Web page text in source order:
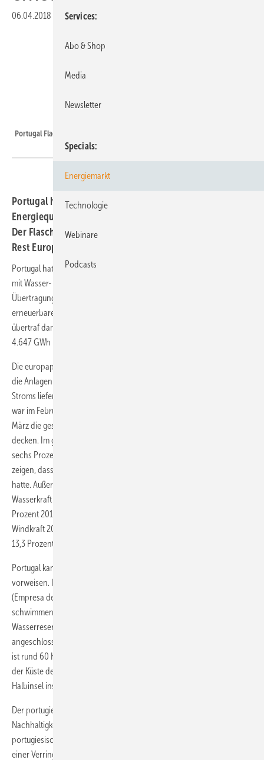
06.04.2018 Druckvorschau
Portugal Flagge
Portugal hat im März mehr Strom aus sauberen
Energiequellen produziert, als es tatsächlich benötigt.
Der Flaschenhals bei den Stromverbindungen mit dem
Rest Europas muss jedoch dringend beseitigt werden.
Portugal hat seinen Energiebedarf im März regelmäßig zu 100 Prozent
mit Wasser- und Windkraft gedeckt. Nach Angaben des nationalen
Übertragungsnetzbetreibers REN erreichte die Stromerzeugung aus
erneuerbaren Energien insgesamt 4.812 Gigawattstunden (GWh) und
übertraf damit den Gesamtenergiebedarf Portugals, der im März bei
4.647 GWh lag.
Die europapolitische Nachrichtenplattform Euractiv berichtet, dass
die Anlagen im Monatsdurchschnitt 103,6 Prozent des benötigten
Stroms lieferten. Der bisherige Rekordwert lag bei 99,2 Prozent. Das
war im Februar 2014. Zum ersten Mal in 40 Jahren konnte Portugal im
März die gesamte Nachfrage nach Strom mit erneuerbarer Energie
decken. Im gleichen Zeitraum des vergangenen Jahres waren es nur
sechs Prozent Erneuerbare. Diese unterschiedlichen Ergebnisse
zeigen, dass Portugal einen Wind-, Sonnen- und Wasserreichen März
hatte. Außerdem litt Portugal 2017 unter einer Dürre, die die
Wasserkraft schwächte. So viel der Regenerativanteil von 55,5
Prozent 2016 auf 41,8 Prozent im Jahr 2017. Mit 21,6 Prozent machte
Windkraft 2017 den größten Anteil aus, gefolgt von Wasserkraft mit
13,3 Prozent, Bioenergie 5,1 Prozent, Solar 1,6 Prozent.
Portugal kann einige innovative Projekte bei den Erneuerbaren
vorweisen. In der Region Alentejo hat das Unternehmen EDIA
(Empresa de Desenvolvimento e Infraestruturas do Alqueva) einen
schwimmenden Mini-Solarpark installiert, der Strom für ein
Wasserreservoir produziert. Das System ist nicht ans Netz
angeschlossen und besteht aus 44 Solarzellen mit 11 Kilowatt. Zudem
ist rund 60 Kilometer von der spanischen Region Galizien entfernt vor
der Küste der erste Offshore-Windpark des Landes und der iberischen
Halbinsel installiert worden.
Der portugiesische Verband für erneuerbare Energien (Apren) und die
Nachhaltigkeits-NGO Zero haben berechnet, dass die
portugiesischen Erfolge im Bereich der sauberen Energien im März zu
einer Verringerung der CO2-Emissionen um 1,8 Millionen Tonnen und
Services
Abo & Shop
Media
Newsletter
Specials
Energiemarkt
Technologie
Webinare
Podcasts